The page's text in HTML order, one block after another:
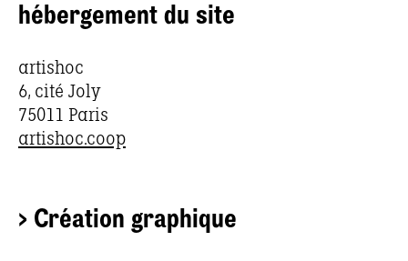
hébergement du site
artishoc
6, cité Joly
75011 Paris
artishoc.coop
> Création graphique